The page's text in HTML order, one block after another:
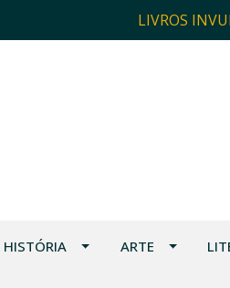
LIVROS
HISTÓRIA ARTE